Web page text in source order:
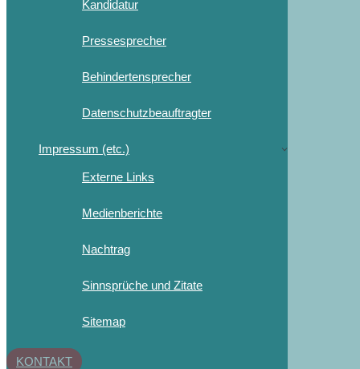
Kandidatur
Pressesprecher
Behindertensprecher
Datenschutzbeauftragter
Impressum (etc.)
Externe Links
Medienberichte
Nachtrag
Sinnsprüche und Zitate
Sitemap
KONTAKT